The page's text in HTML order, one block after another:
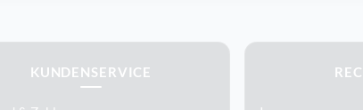
KUNDENSERVICE